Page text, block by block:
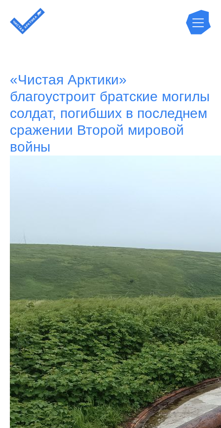
«Чистая Арктики»
благоустроит братские могилы
солдат, погибших в последнем
сражении Второй мировой
войны